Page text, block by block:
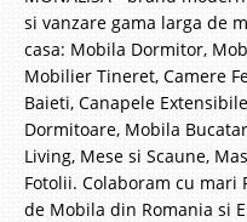
Stoc
-39%
si vanzare gama larga de
casa: Mobila Dormitor,
Mobilier Tineret, Camere
Baieti, Canapele
Dormitoare, Mobila
Living, Mese si Scaune,
Fotolii. Colaboram cu mari
de Mobila din Romania si